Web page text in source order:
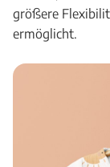
größere
ermöglicht.